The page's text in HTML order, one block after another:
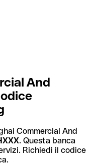
And
Commercial And
. Questa banca
Richiedi il codice